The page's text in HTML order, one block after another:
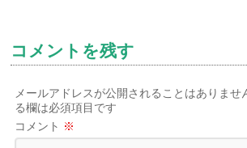
コメントを残す
メールアドレスが公開されることはありませ
る欄は必須項目です
コメント ※